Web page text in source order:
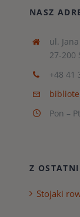
NASZ
ul.
27-200
+48 41
Pon –
Z
Stojaki